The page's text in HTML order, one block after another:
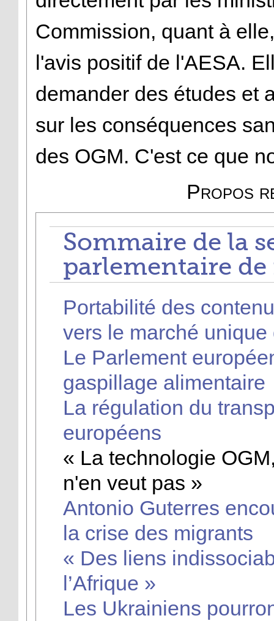
Commission, quant à
l'avis positif de l'AESA.
demander des études et
sur les conséquences
des OGM. C'est ce que
Propos
Sommaire de la
parlementaire de
Portabilité des
vers le marché
Le Parlement
gaspillage alimentaire
La régulation du
européens
« La technologie
n'en veut pas »
Antonio Guterres
la crise des migrants
« Des liens
l’Afrique »
Les Ukrainiens